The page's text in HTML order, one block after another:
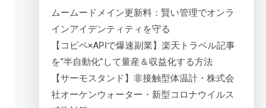
ムームードメイン更新料：賢い管理でオンラ
インアイデンティティを守る
【コピペ×APIで爆速副業】楽天トラベル記事
を“半自動化”して量産＆収益化する方法
【サーモスタンド】非接触型体温計・株式会
社オーケンウォーター・新型コロナウイルス